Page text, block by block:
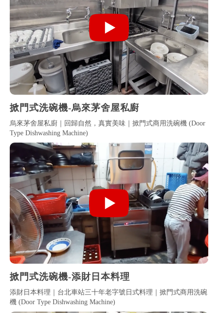
掀門式洗碗機-烏來茅舍屋私廚
烏來茅舍屋私廚｜回歸自然，真實美味｜掀門式商用洗碗機 (Door
Type Dishwashing Machine)
掀門式洗碗機-添財日本料理
添財日本料理｜台北車站三十年老字號日式料理｜掀門式商用洗碗
機 (Door Type Dishwashing Machine)